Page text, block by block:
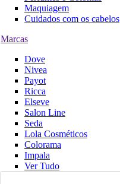
Maquiagem
Cuidados com os cabelos
Marcas
Dove
Nivea
Payot
Ricca
Elseve
Salon Line
Seda
Lola Cosméticos
Colorama
Impala
Ver Tudo